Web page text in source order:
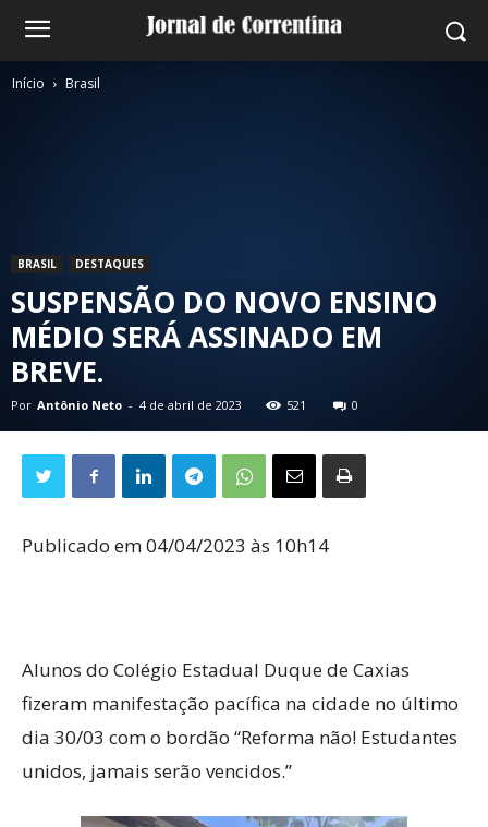
Início Brasil
BRASIL DESTAQUES
SUSPENSÃO DO NOVO ENSINO
MÉDIO SERÁ ASSINADO EM
BREVE.
Por Antônio Neto - 4 de abril de 2023 521 0
Publicado em 04/04/2023 às 10h14
Alunos do Colégio Estadual Duque de Caxias
fizeram manifestação pacífica na cidade no último
dia 30/03 com o bordão “Reforma não! Estudantes
unidos, jamais serão vencidos.”